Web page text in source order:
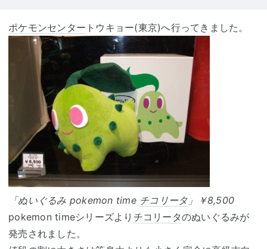
ポケモンセンター トウキョー(東京)へ行ってきました。
「ぬいぐるみ pokemon time チコリータ 」￥8,500
pokemon timeシリーズより チコリータのぬいぐるみが
発売されました。